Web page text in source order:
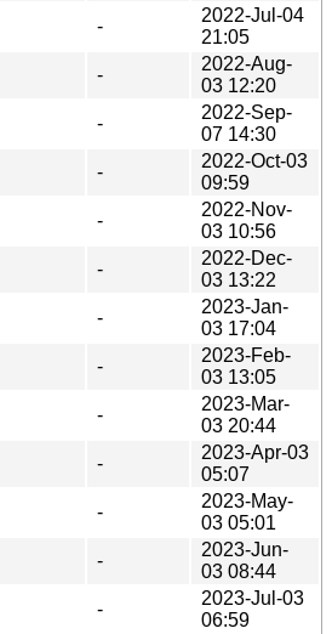
-
2022-Jul-04
21:05
-
2022-Aug-
03 12:20
-
2022-Sep-
07 14:30
-
2022-Oct-03
09:59
-
2022-Nov-
03 10:56
-
2022-Dec-
03 13:22
-
2023-Jan-
03 17:04
-
2023-Feb-
03 13:05
-
2023-Mar-
03 20:44
-
2023-Apr-03
05:07
-
2023-May-
03 05:01
-
2023-Jun-
03 08:44
-
2023-Jul-03
06:59